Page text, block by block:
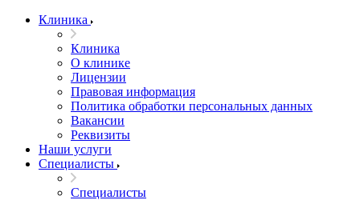
Клиника
Клиника
О клинике
Лицензии
Правовая информация
Политика обработки персональных данных
Вакансии
Реквизиты
Наши услуги
Специалисты
Специалисты